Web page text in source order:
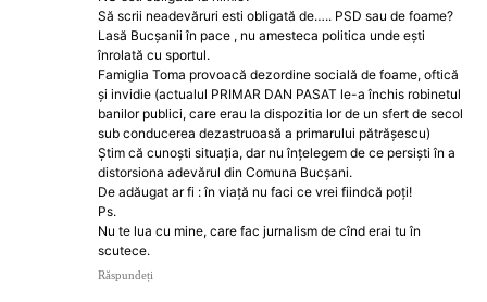
Să scrii neadevăruri esti obligată de….. PSD sau de foame?
Lasă Bucșanii în pace , nu amesteca politica unde ești
înrolată cu sportul.
Famiglia Toma provoacă dezordine socială de foame, oftică
și invidie (actualul PRIMAR DAN PASAT le-a închis robinetul
banilor publici, care erau la dispozitia lor de un sfert de secol
sub conducerea dezastruoasă a primarului pătrășescu)
Știm că cunoști situația, dar nu înțelegem de ce persiști în a
distorsiona adevărul din Comuna Bucșani.
De adăugat ar fi : în viață nu faci ce vrei fiindcă poți!
Ps.
Nu te lua cu mine, care fac jurnalism de cînd erai tu în
scutece.
Răspundeți